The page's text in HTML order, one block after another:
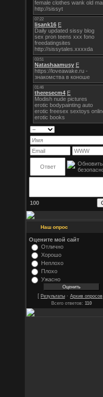
100
Наш опрос
Оцените мой сайт
Отлично
Хорошо
Неплохо
Плохо
Ужасно
[ Результаты · Архив опросов
Всего ответов: 110